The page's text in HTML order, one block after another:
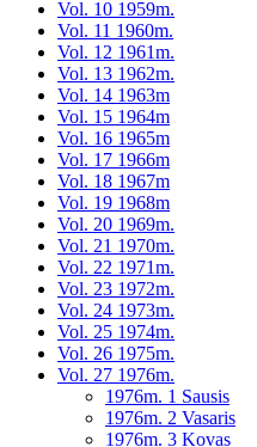
Vol. 10 1959m.
Vol. 11 1960m.
Vol. 12 1961m.
Vol. 13 1962m.
Vol. 14 1963m
Vol. 15 1964m
Vol. 16 1965m
Vol. 17 1966m
Vol. 18 1967m
Vol. 19 1968m
Vol. 20 1969m.
Vol. 21 1970m.
Vol. 22 1971m.
Vol. 23 1972m.
Vol. 24 1973m.
Vol. 25 1974m.
Vol. 26 1975m.
Vol. 27 1976m.
1976m. 1 Sausis
1976m. 2 Vasaris
1976m. 3 Kovas